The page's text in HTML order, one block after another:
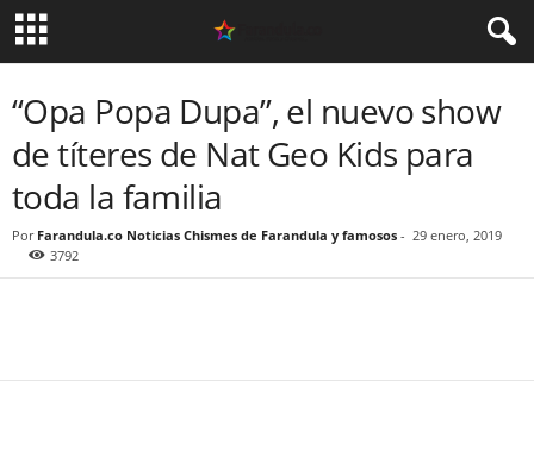
“Opa Popa Dupa”, el nuevo show
de títeres de Nat Geo Kids para
toda la familia
Por Farandula.co Noticias Chismes de Farandula y famosos - 29 enero, 2019
3792